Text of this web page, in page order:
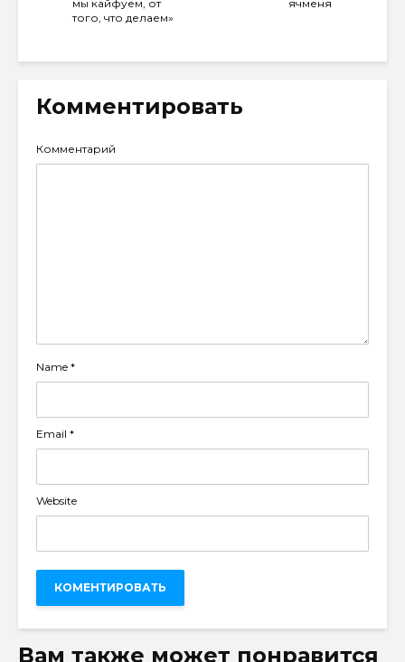
мы кайфуем, от
того, что делаем»
ячменя
Комментировать
Комментарий
Name *
Email *
Website
Вам также может понравится